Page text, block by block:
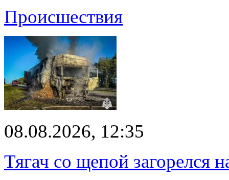
Происшествия
08.08.2026, 12:35
Тягач со щепой загорелся